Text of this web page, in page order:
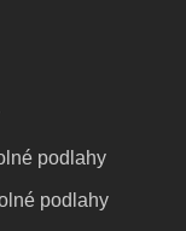
podlahy
podlahy